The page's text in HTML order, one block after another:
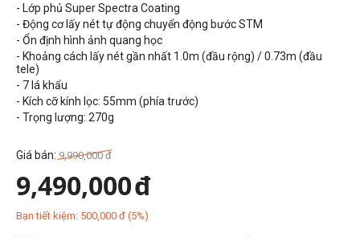
- Lớp phủ Super Spectra Coating
- Động cơ lấy nét tự động chuyển động bước STM
- Ổn định hình ảnh quang học
- Khoảng cách lấy nét gần nhất 1.0m (đầu rộng) /0.73m (đầu
tele)
- 7 lá khẩu
- Kích cỡ kính lọc: 55mm (phía trước)
- Trọng lượng: 270g
Giá bán: 9,990,000 đ
9,490,000đ
Bạn tiết kiệm: 500,000 đ (5%)